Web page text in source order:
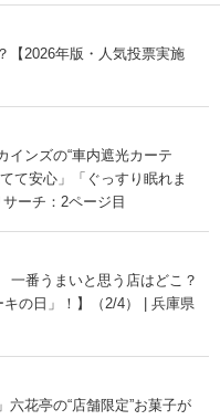
【2026年版・人気投票実施
インズの“車内遮光カーテ
て安心」「ぐっすり眠れま
ーチ：2ページ目
番うまいと思う店はどこ？
キの日」！】（2/4） | 兵庫県
六花亭の“店舗限定”お菓子が